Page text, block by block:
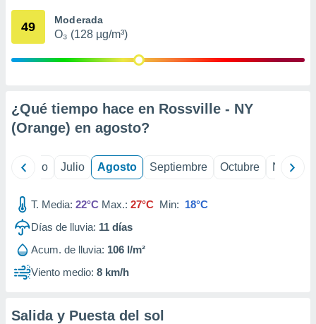
mediante
publicidad
1199
49 Moderada
O₃ (128 µg/m³)
¿Qué tiempo hace en Rossville - NY
(Orange) en agosto?
Junio Julio Agosto Septiembre Octubre
T. Media: 22°C Max.: 27°C Min: 18°C
Días de lluvia: 11 días
Acum. de lluvia: 106 l/m²
Viento medio: 8 km/h
Salida y Puesta del sol